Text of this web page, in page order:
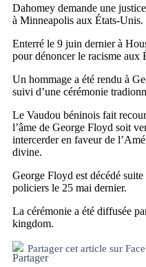
Dahomey demande une
à Minneapolis aux États-Unis.
Enterré le 9 juin dernier à
pour dénoncer le racisme aux
Un hommage a été rendu à
suivi d’une cérémonie
Le Vaudou béninois fait
l’âme de George Floyd soit
intercerder en faveur de
divine.
George Floyd est décédé
policiers le 25 mai dernier.
La cérémonie a été diffusée
kingdom.
Partager cet article sur